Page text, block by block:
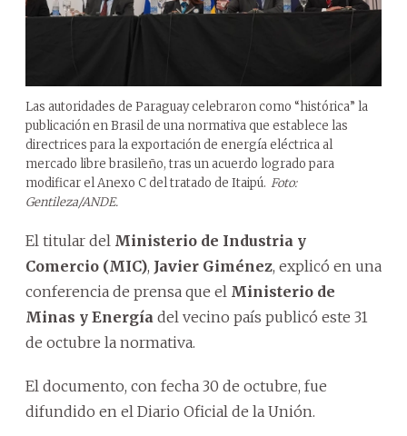
Las autoridades de Paraguay celebraron como “histórica” la
publicación en Brasil de una normativa que establece las
directrices para la exportación de energía eléctrica al
mercado libre brasileño, tras un acuerdo logrado para
modificar el Anexo C del tratado de Itaipú. Foto:
Gentileza/ANDE.
El titular del Ministerio de Industria y
Comercio (MIC), Javier Giménez, explicó en una
conferencia de prensa que el Ministerio de
Minas y Energía del vecino país publicó este 31
de octubre la normativa.
El documento, con fecha 30 de octubre, fue
difundido en el Diario Oficial de la Unión.